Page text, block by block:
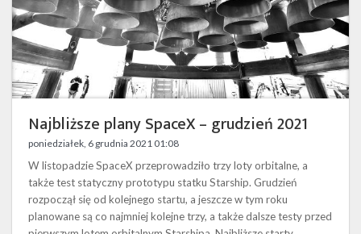
Najbliższe plany SpaceX – grudzień 2021
poniedziałek, 6 grudnia 2021 01:08
W listopadzie SpaceX przeprowadziło trzy loty orbitalne, a
także test statyczny prototypu statku Starship. Grudzień
rozpoczął się od kolejnego startu, a jeszcze w tym roku
planowane są co najmniej kolejne trzy, a także dalsze testy przed